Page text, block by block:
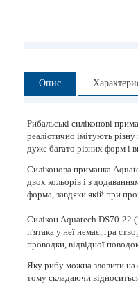
Опис
Рибальські силіконові
реалістично імітують
дуже багато різних форм і
Силіконова приманка
двох кольорів і з
форма, завдяки якій при
Силікон Aquatech DS70-22
п'ятака у неї немає, гра
проводки, відвідної
Яку рибу можна зловити на
тому складаючи